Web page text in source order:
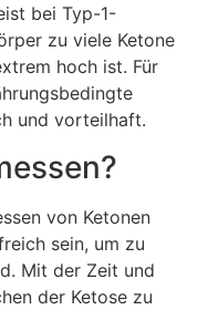
bei Typ-1-
zu viele Ketone
hoch ist. Für
und vorteilhaft.
von Ketonen
sein, um zu
Mit der Zeit und
der Ketose zu